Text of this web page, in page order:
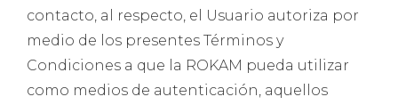
contacto, al respecto, el Usuario autoriza por
medio de los presentes Términos y
Condiciones a que la ROKAM pueda utilizar
como medios de autenticación, aquellos